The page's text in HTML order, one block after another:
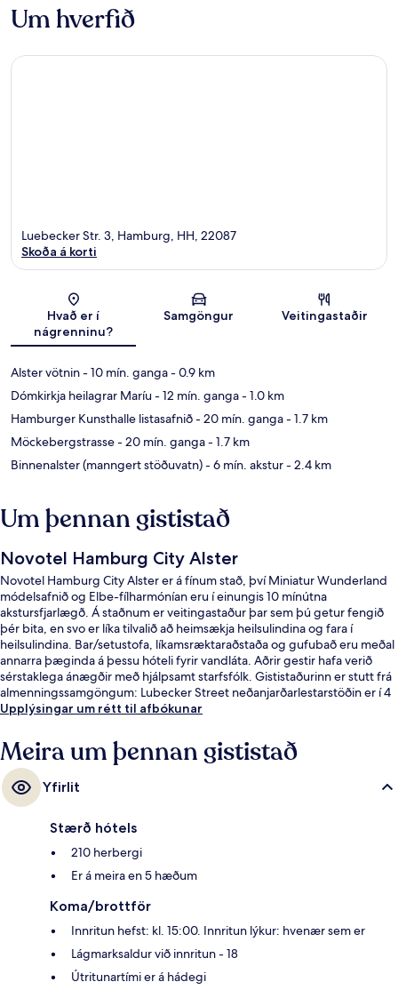
Um hverfið
Kort
Luebecker Str. 3, Hamburg, HH, 22087
Skoða á korti
Hvað er í
nágrenninu?
Samgöngur Veitingastaðir
Alster vötnin- 10 mín. ganga- 0.9 km
Dómkirkja heilagrar Maríu- 12 mín. ganga- 1.0 km
Hamburger Kunsthalle listasafnið- 20 mín. ganga- 1.7 km
Möckebergstrasse- 20 mín. ganga- 1.7 km
Binnenalster (manngert stöðuvatn)- 6 mín. akstur- 2.4 km
Um þennan gististað
Novotel Hamburg City Alster
Novotel Hamburg City Alster er á fínum stað, því Miniatur Wunderland
módelsafnið og Elbe-fílharmónían eru í einungis 10 mínútna
akstursfjarlægð. Á staðnum er veitingastaður þar sem þú getur fengið
þér bita, en svo er líka tilvalið að heimsækja heilsulindina og fara í
heilsulindina. Bar/setustofa, líkamsræktaraðstaða og gufubað eru meðal
annarra þæginda á þessu hóteli fyrir vandláta. Aðrir gestir hafa verið
sérstaklega ánægðir með hjálpsamt starfsfólk. Gististaðurinn er stutt frá
almenningssamgöngum: Lubecker Street neðanjarðarlestarstöðin er í 4
mínútna göngufjarlægð og Lohmuhlenstraße neðanjarðarlestarstöðin í 5
Upplýsingar um rétt til afbókunar
Meira um þennan gististað
Yfirlit
Stærð hótels
210 herbergi
Er á meira en 5 hæðum
Koma/brottför
Innritun hefst: kl. 15:00. Innritun lýkur: hvenær sem er
Lágmarksaldur við innritun - 18
Útritunartími er á hádegi